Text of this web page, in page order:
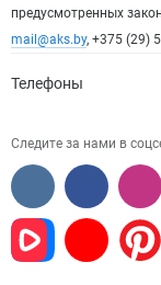
предусмотренных
mail@aks.by, +375 (29)
Телефоны
Следите за нами в